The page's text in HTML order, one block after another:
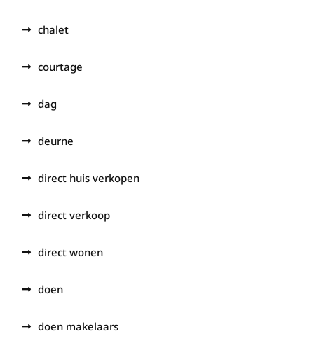
chalet
courtage
dag
deurne
direct huis verkopen
direct verkoop
direct wonen
doen
doen makelaars